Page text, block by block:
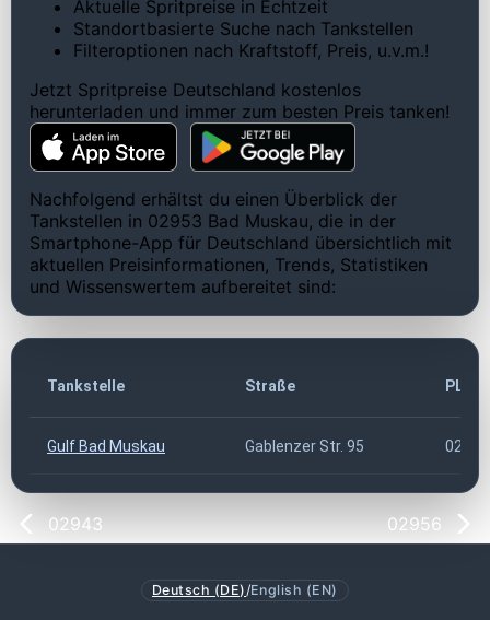
Aktuelle Spritpreise in Echtzeit
Standortbasierte Suche nach Tankstellen
Filteroptionen nach Kraftstoff, Preis, u.v.m.!
Jetzt Spritpreise Deutschland kostenlos
herunterladen und immer zum besten Preis tanken!
Nachfolgend erhältst du einen Überblick der
Tankstellen in 02953 Bad Muskau, die in der
Smartphone-App für Deutschland übersichtlich mit
aktuellen Preisinformationen, Trends, Statistiken
und Wissenswertem aufbereitet sind:
Tankstelle Straße PLZ
Gulf Bad Muskau Gablenzer Str. 95 02953
02943 02956
Deutsch (DE) /English (EN)